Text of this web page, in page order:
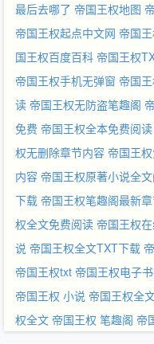
最后去哪了 帝国王权地图
帝国王权起点中文网 帝国
国王权百度百科 帝国王权
帝国王权手机无弹窗 帝国
读 帝国王权无防盗笔趣阁
免费 帝国王权全本免费阅读
权无删除章节内容 帝国王
内容 帝国王权原著小说全
下载 帝国王权笔趣阁最新
权全文免费阅读 帝国王权
说 帝国王权全文TXT下载
帝国王权txt 帝国王权电子
帝国王权 小说 帝国王权全
权全文 帝国王权 笔趣阁 帝